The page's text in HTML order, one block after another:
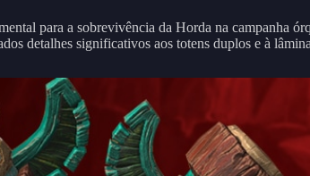
para a sobrevivência da Horda na campanha
detalhes significativos aos totens duplos e à